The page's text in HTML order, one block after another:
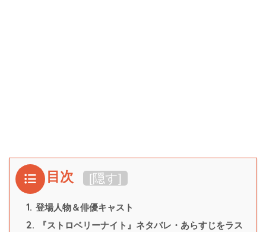
目次 [隠す]
1. 登場人物＆俳優キャスト
2.
『ストロベリーナイト』ネタバレ・あらすじをラス